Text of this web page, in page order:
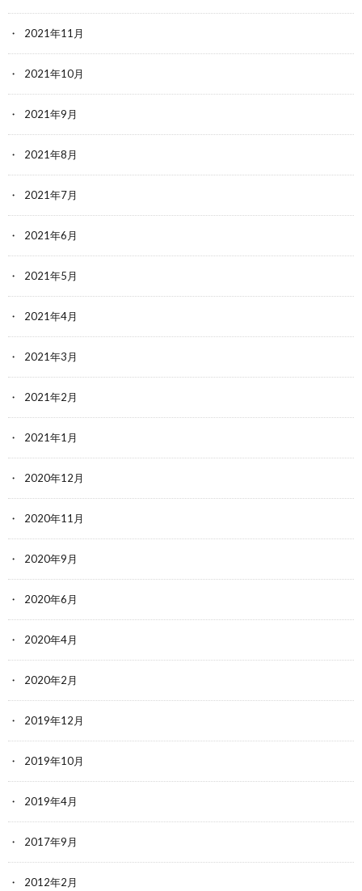
2021年11月
2021年10月
2021年9月
2021年8月
2021年7月
2021年6月
2021年5月
2021年4月
2021年3月
2021年2月
2021年1月
2020年12月
2020年11月
2020年9月
2020年6月
2020年4月
2020年2月
2019年12月
2019年10月
2019年4月
2017年9月
2012年2月